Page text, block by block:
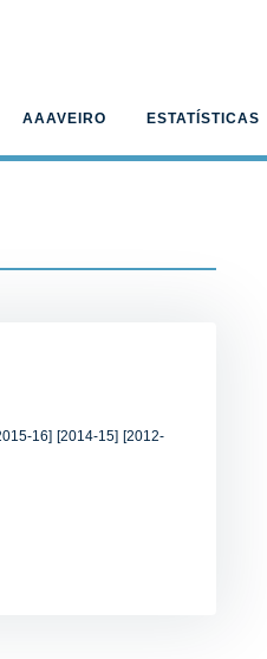
AAAVEIRO ESTATÍSTICAS
16] [2014-15] [2012-